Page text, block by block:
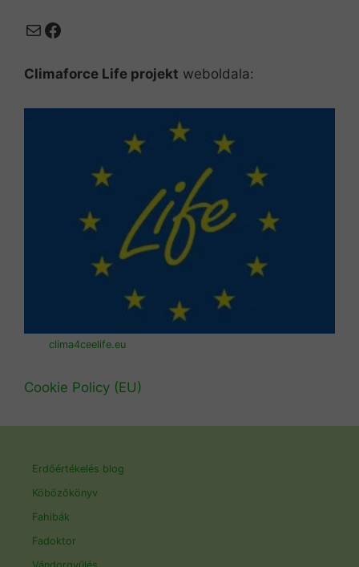
MailFacebook
Climaforce Life projekt weboldala:
clima4ceelife.eu
Cookie Policy (EU)
Erdőértékelés blog
Köbözőkönyv
Fahibák
Fadoktor